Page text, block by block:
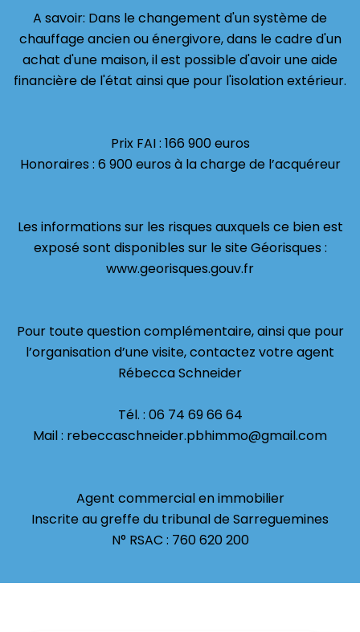
A savoir: Dans le changement d'un système de
chauffage ancien ou énergivore, dans le cadre d'un
achat d'une maison, il est possible d'avoir une aide
financière de l'état ainsi que pour l'isolation extérieur.
Prix FAI : 166 900 euros
Honoraires : 6 900 euros à la charge de l’acquéreur
Les informations sur les risques auxquels ce bien est
exposé sont disponibles sur le site Géorisques :
www.georisques.gouv.fr
Pour toute question complémentaire, ainsi que pour
l’organisation d’une visite, contactez votre agent
Rébecca Schneider
Tél. : 06 74 69 66 64
Mail : rebeccaschneider.pbhimmo@gmail.com
Agent commercial en immobilier
Inscrite au greffe du tribunal de Sarreguemines
N° RSAC : 760 620 200